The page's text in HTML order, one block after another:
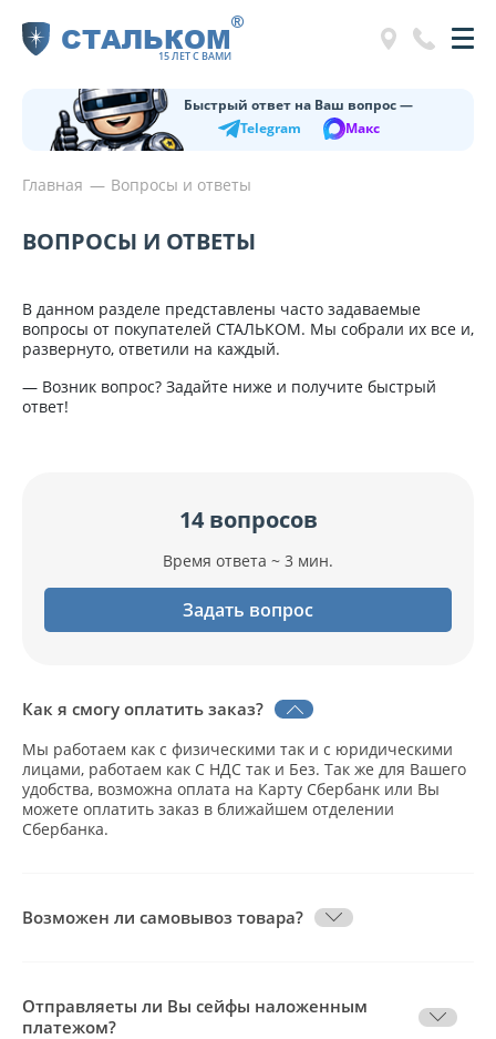
СТАЛЬКОМ
15 ЛЕТ С ВАМИ
®
Быстрый ответ на Ваш вопрос —
Telegram
Макс
Главная Вопросы и ответы
ВОПРОСЫ И ОТВЕТЫ
В данном разделе представлены часто задаваемые
вопросы от покупателей СТАЛЬКОМ. Мы собрали их все и,
развернуто, ответили на каждый.
— Возник вопрос? Задайте ниже и получите быстрый
ответ!
Как я смогу оплатить заказ?
Мы работаем как с физическими так и с юридическими
лицами, работаем как С НДС так и Без. Так же для Вашего
удобства, возможна оплата на Карту Сбербанк или Вы
можете оплатить заказ в ближайшем отделении
Сбербанка.
Возможен ли самовывоз товара?
Отправляеты ли Вы сейфы наложенным
платежом?
14 вопросов
Время ответа ~ 3 мин.
Задать вопрос